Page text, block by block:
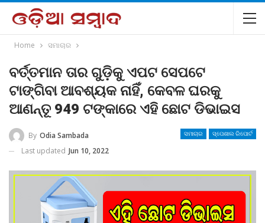
Home ସମାଚାର
ବର୍ତ୍ତମାନ ତାର ଗୁଡ଼ିକୁ ଏପଟ ସେପଟେ
ଟାଙ୍ଗିବା ଆବଶ୍ୟକ ନାହିଁ, କେବଳ ଘରକୁ
ଆଣନ୍ତୂ 949 ଟଙ୍କାରେ ଏହି ଛୋଟ ଡିଭାଇସ
ସମାଚାର ସ୍ପେଶାଲ ରିପୋର୍ଟ
By Odia Sambada
Last updated Jun 10, 2022